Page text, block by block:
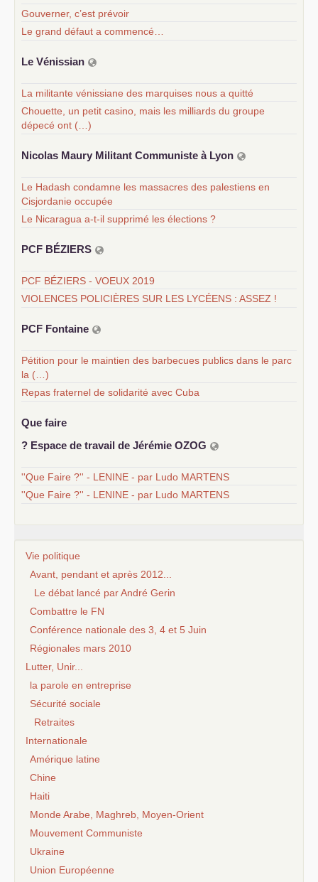
Gouverner, c’est prévoir
Le grand défaut a commencé…
Le Vénissian
La militante vénissiane des marquises nous a quitté
Chouette, un petit casino, mais les milliards du groupe
dépecé ont (…)
Nicolas Maury Militant Communiste à Lyon
Le Hadash condamne les massacres des palestiens en
Cisjordanie occupée
Le Nicaragua a-t-il supprimé les élections ?
PCF BÉZIERS
PCF BÉZIERS - VOEUX 2019
VIOLENCES POLICIÈRES SUR LES LYCÉENS : ASSEZ !
PCF Fontaine
Pétition pour le maintien des barbecues publics dans le parc
la (…)
Repas fraternel de solidarité avec Cuba
Que faire
? Espace de travail de Jérémie OZOG
''Que Faire ?'' - LENINE - par Ludo MARTENS
''Que Faire ?'' - LENINE - par Ludo MARTENS
Vie politique
Avant, pendant et après 2012...
Le débat lancé par André Gerin
Combattre le FN
Conférence nationale des 3, 4 et 5 Juin
Régionales mars 2010
Lutter, Unir...
la parole en entreprise
Sécurité sociale
Retraites
Internationale
Amérique latine
Chine
Haiti
Monde Arabe, Maghreb, Moyen-Orient
Mouvement Communiste
Ukraine
Union Européenne